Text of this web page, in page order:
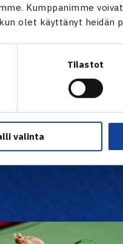
Kumppanimme
olet käyttänyt heidän
Tilastot
valinta